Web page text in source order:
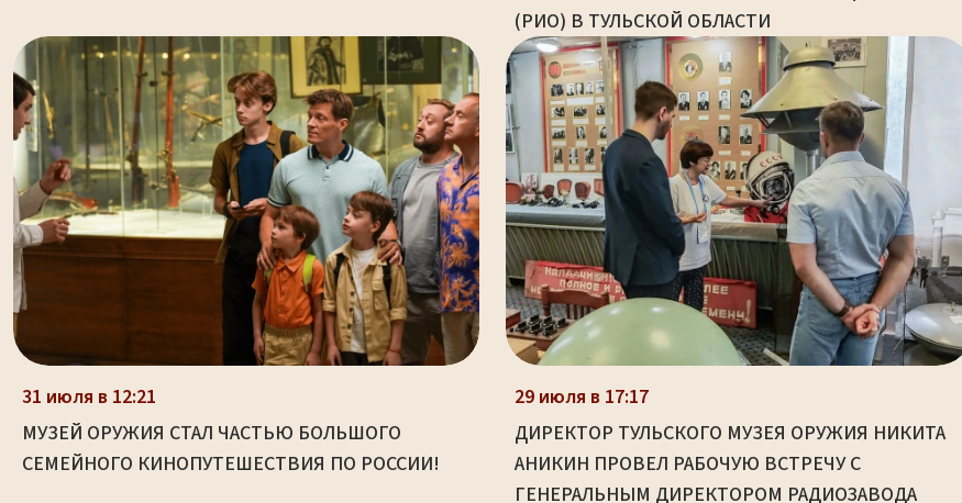
(РИО) В ТУЛЬСКОЙ ОБЛАСТИ
31 июля в 12:21
МУЗЕЙ ОРУЖИЯ СТАЛ ЧАСТЬЮ БОЛЬШОГО
СЕМЕЙНОГО КИНОПУТЕШЕСТВИЯ ПО РОССИИ!
29 июля в 17:17
ДИРЕКТОР ТУЛЬСКОГО МУЗЕЯ ОРУЖИЯ НИКИТА
АНИКИН ПРОВЕЛ РАБОЧУЮ ВСТРЕЧУ С
ГЕНЕРАЛЬНЫМ ДИРЕКТОРОМ РАДИОЗАВОДА